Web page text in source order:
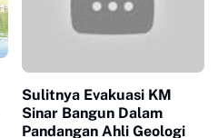
Sulitnya Evakuasi KM
Sinar Bangun Dalam
Pandangan Ahli Geologi